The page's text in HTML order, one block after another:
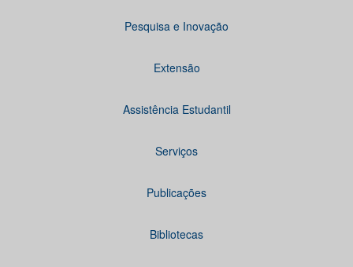
Pesquisa e Inovação
Extensão
Assistência Estudantil
Serviços
Publicações
Bibliotecas